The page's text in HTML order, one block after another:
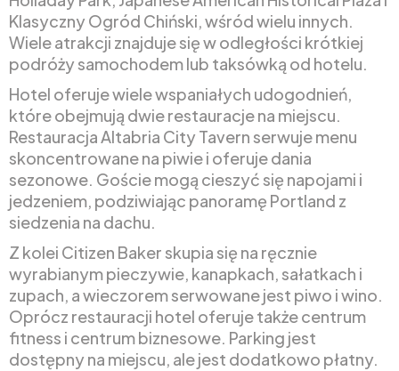
Klasyczny Ogród Chiński, wśród wielu innych.
Wiele atrakcji znajduje się w odległości krótkiej
podróży samochodem lub taksówką od hotelu.
Hotel oferuje wiele wspaniałych udogodnień,
które obejmują dwie restauracje na miejscu.
Restauracja Altabria City Tavern serwuje menu
skoncentrowane na piwie i oferuje dania
sezonowe. Goście mogą cieszyć się napojami i
jedzeniem, podziwiając panoramę Portland z
siedzenia na dachu.
Z kolei Citizen Baker skupia się na ręcznie
wyrabianym pieczywie, kanapkach, sałatkach i
zupach, a wieczorem serwowane jest piwo i wino.
Oprócz restauracji hotel oferuje także centrum
fitness i centrum biznesowe. Parking jest
dostępny na miejscu, ale jest dodatkowo płatny.